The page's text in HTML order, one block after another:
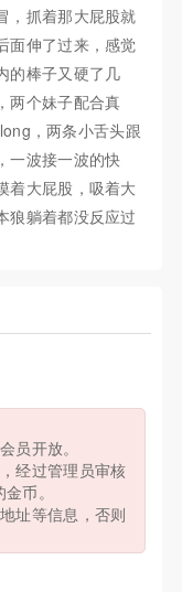
，抓着那大屁股就
面伸了过来，感觉
的棒子又硬了几
两个妹子配合真
，两条小舌头跟
一波接一波的快
着大屁股，吸着大
狼躺着都没反应过
员开放。
经过管理员审核
币。
址等信息，否则